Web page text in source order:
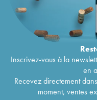
Inscrivez-vous à la
en
Recevez directement
moment, ventes